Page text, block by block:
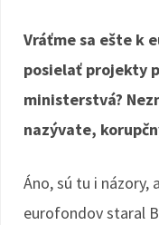
Vráťme sa ešte k
posielať projekty
ministerstvá?
nazývate,
Áno, sú tu i názory,
eurofondov staral